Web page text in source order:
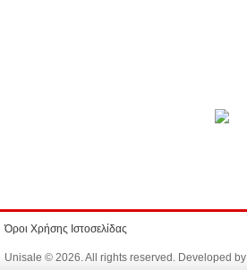
Όροι Χρήσης Ιστοσελίδας
Unisale © 2026. All rights reserved. Developed by